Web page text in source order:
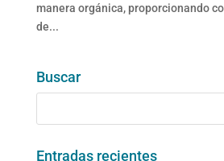
manera orgánica, proporcionando
de...
Buscar
Entradas recientes